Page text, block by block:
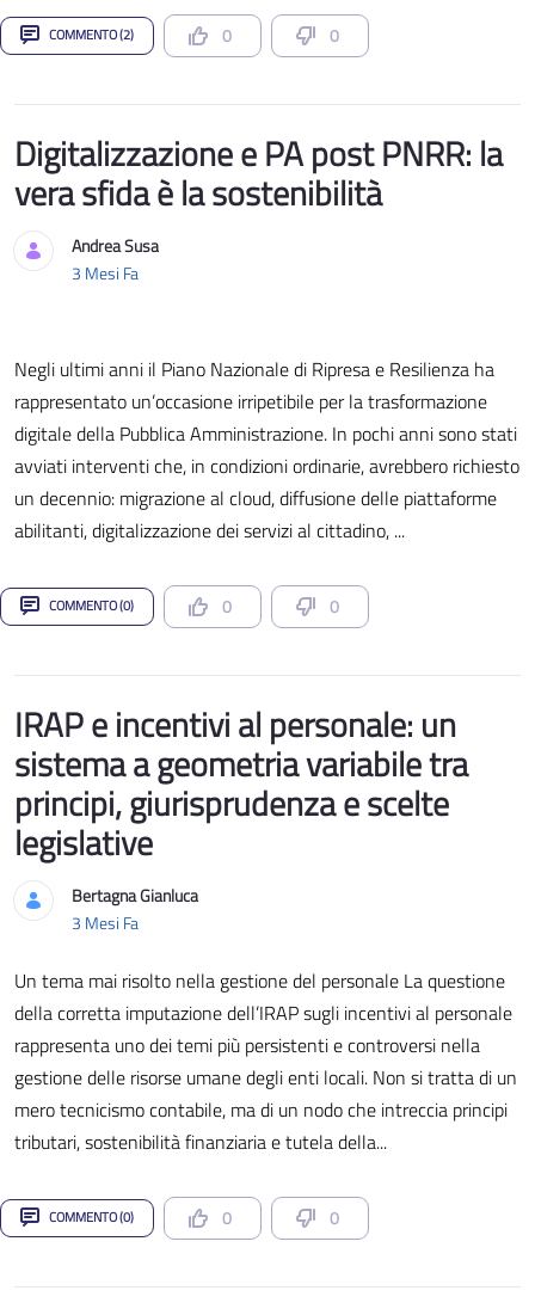
COMMENTO (2) 0 0
Digitalizzazione e PA post PNRR: la
vera sfida è la sostenibilità
Andrea Susa
Data di Pubblicazione
3 Mesi Fa
Negli ultimi anni il Piano Nazionale di Ripresa e Resilienza ha
rappresentato un’occasione irripetibile per la trasformazione
digitale della Pubblica Amministrazione. In pochi anni sono stati
avviati interventi che, in condizioni ordinarie, avrebbero richiesto
un decennio: migrazione al cloud, diffusione delle piattaforme
abilitanti, digitalizzazione dei servizi al cittadino, ...
COMMENTO (0) 0 0
IRAP e incentivi al personale: un
sistema a geometria variabile tra
principi, giurisprudenza e scelte
legislative
Bertagna Gianluca
Data di Pubblicazione
3 Mesi Fa
Un tema mai risolto nella gestione del personale La questione
della corretta imputazione dell’IRAP sugli incentivi al personale
rappresenta uno dei temi più persistenti e controversi nella
gestione delle risorse umane degli enti locali. Non si tratta di un
mero tecnicismo contabile, ma di un nodo che intreccia principi
tributari, sostenibilità finanziaria e tutela della...
COMMENTO (0) 0 0